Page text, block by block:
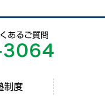
あるご質問
制度